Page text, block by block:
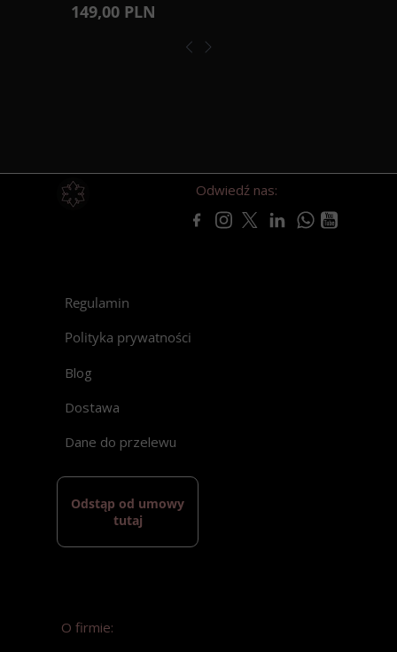
149,00 PLN
Odstąp od umowy
tutaj
Blog
Dostawa
Dane do przelewu
Regulamin
Polityka prywatności
O firmie:
Odwiedź nas: